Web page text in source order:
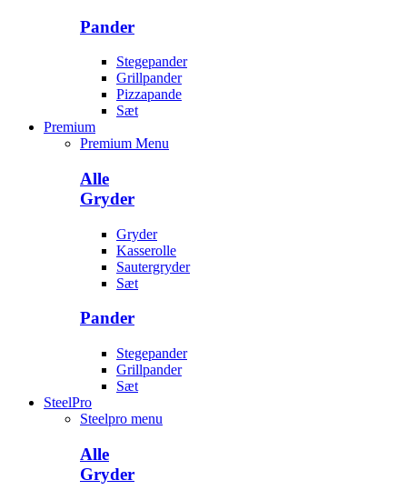
Pander
Stegepander
Grillpander
Pizzapande
Sæt
Premium
Premium Menu
Alle
Gryder
Gryder
Kasserolle
Sautergryder
Sæt
Pander
Stegepander
Grillpander
Sæt
SteelPro
Steelpro menu
Alle
Gryder